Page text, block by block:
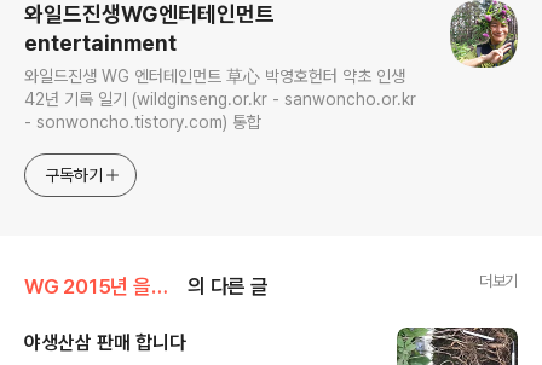
와일드진생WG엔터테인먼트
entertainment
와일드진생 WG 엔터테인먼트 草心 박영호헌터 약초 인생
42년 기록 일기 (wildginseng.or.kr - sanwoncho.or.kr
- sonwoncho.tistory.com) 통합
구독하기
WG 2015년 을미년 기록 의 다른 글 더보기
야생산삼 판매 합니다